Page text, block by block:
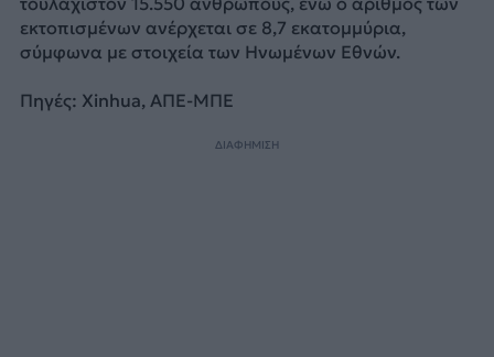
εκτοπισμένων ανέρχεται σε 8,7 εκατομμύρια,
σύμφωνα με στοιχεία των Ηνωμένων Εθνών.
Πηγές: Xinhua, ΑΠΕ-ΜΠΕ
ΔΙΑΦΗΜΙΣΗ